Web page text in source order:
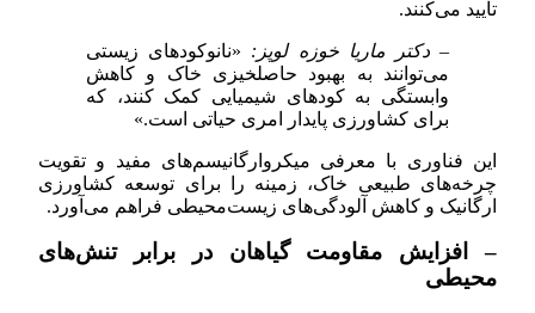
تایید می‌کنند.
– دکتر ماریا خوزه لوپز: «نانوکودهای زیستی
می‌توانند به بهبود حاصلخیزی خاک و کاهش
وابستگی به کودهای شیمیایی کمک کنند، که
برای کشاورزی پایدار امری حیاتی است.»
این فناوری با معرفی میکروارگانیسم‌های مفید و تقویت
چرخه‌های طبیعی خاک، زمینه را برای توسعه کشاورزی
ارگانیک و کاهش آلودگی‌های زیست‌محیطی فراهم می‌آورد.
– افزایش مقاومت گیاهان در برابر تنش‌های
محیطی